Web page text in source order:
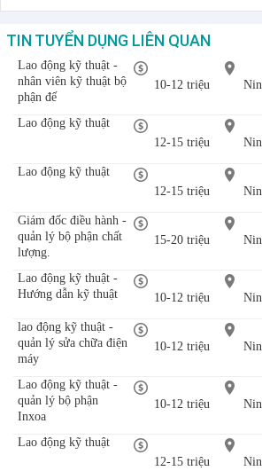
TIN TUYỂN DỤNG LIÊN QUAN
Lao động kỹ thuật -
nhân viên kỹ thuật bộ
phận đế
10-12 triệu
Lao động kỹ thuật
12-15 triệu
Lao động kỹ thuật
12-15 triệu
Giám đốc điều hành -
quản lý bộ phận chất
lượng.
15-20 triệu
Lao động kỹ thuật -
Hướng dẫn kỹ thuật
10-12 triệu
lao động kỹ thuật -
quản lý sửa chữa điện
máy
10-12 triệu
Lao động kỹ thuật -
quản lý bộ phận
Inxoa
10-12 triệu
Lao động kỹ thuật
12-15 triệu